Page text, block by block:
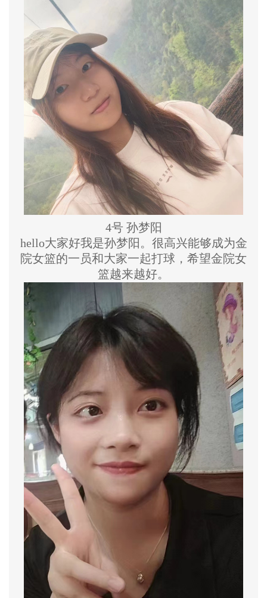
4号 孙梦阳
hello大家好我是孙梦阳。很高兴能够成为金
院女篮的一员和大家一起打球，希望金院女
篮越来越好。